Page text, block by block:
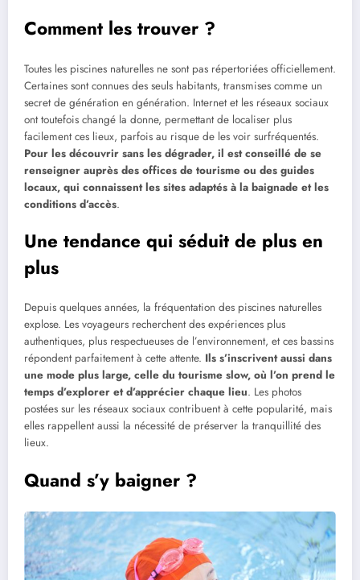
Comment les trouver ?
Toutes les piscines naturelles ne sont pas répertoriées officiellement.
Certaines sont connues des seuls habitants, transmises comme un
secret de génération en génération. Internet et les réseaux sociaux
ont toutefois changé la donne, permettant de localiser plus
facilement ces lieux, parfois au risque de les voir surfréquentés.
Pour les découvrir sans les dégrader, il est conseillé de se
renseigner auprès des offices de tourisme ou des guides
locaux, qui connaissent les sites adaptés à la baignade et les
conditions d’accès.
Une tendance qui séduit de plus en
plus
Depuis quelques années, la fréquentation des piscines naturelles
explose. Les voyageurs recherchent des expériences plus
authentiques, plus respectueuses de l’environnement, et ces bassins
répondent parfaitement à cette attente. Ils s’inscrivent aussi dans
une mode plus large, celle du tourisme slow, où l’on prend le
temps d’explorer et d’apprécier chaque lieu. Les photos
postées sur les réseaux sociaux contribuent à cette popularité, mais
elles rappellent aussi la nécessité de préserver la tranquillité des
lieux.
Quand s’y baigner ?